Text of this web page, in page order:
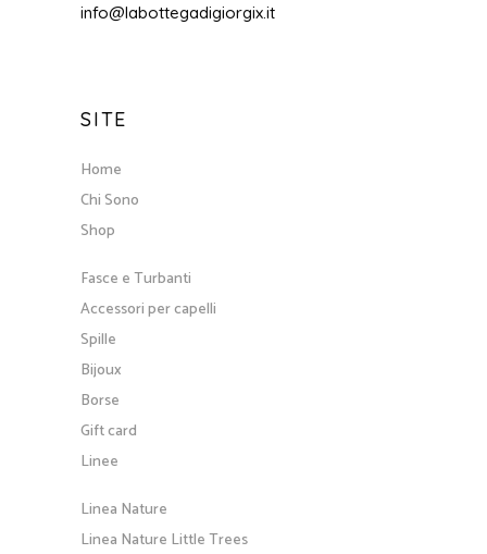
info@labottegadigiorgix.it
SITE
Home
Chi Sono
Shop
Fasce e Turbanti
Accessori per capelli
Spille
Bijoux
Borse
Gift card
Linee
Linea Nature
Linea Nature Little Trees